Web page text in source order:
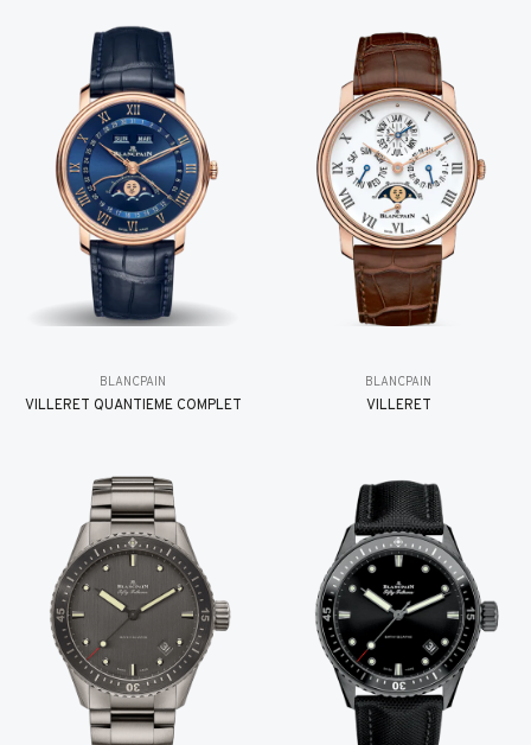
BLANCPAIN
VILLERET QUANTIÈME COMPLET
BLANCPAIN
VILLERET